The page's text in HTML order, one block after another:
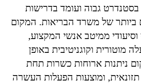
בסטנדרט גבוה ועומד בדרישות
ביותר של משרד הבריאות. המקום
וסיעודי ממיטב אנשי המקצוע,
מוטורית וקוגניטיבית באופן
ניתנות ארוחות כשרות תחת
ומוצעות הפעלות העשרה